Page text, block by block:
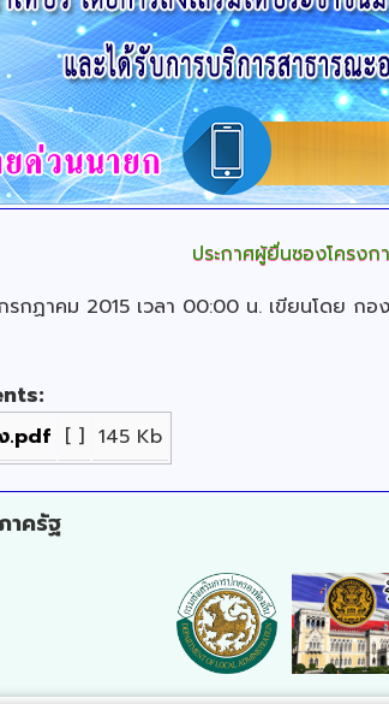
ประกาศผู้ยื่นซองโครง
กฏาคม 2015 เวลา 00:00 น. เขียนโดย ก
.pdf [ ] 145 Kb
าครัฐ